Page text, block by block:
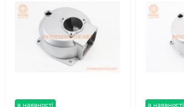
в наявності в наявності